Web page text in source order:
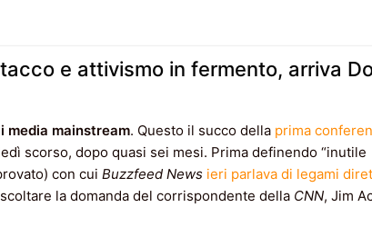
e attivismo in fermento, arriva
media mainstream. Questo il succo della prima
scorso, dopo quasi sei mesi. Prima definendo
con cui Buzzfeed News ieri parlava di legami
la domanda del corrispondente della CNN, Jim